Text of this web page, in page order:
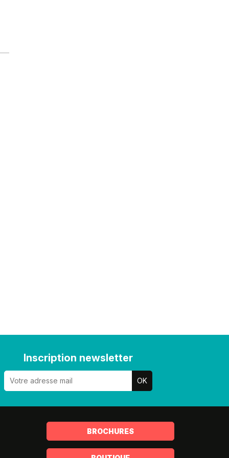
Inscription newsletter
BROCHURES